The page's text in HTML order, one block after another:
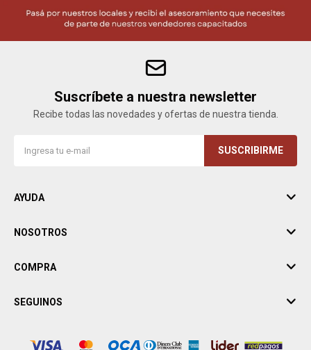
Suscríbete a nuestra newsletter
Recibe todas las novedades y ofertas de nuestra tienda.
SUSCRIBIRME
AYUDA
NOSOTROS
COMPRA
SEGUINOS